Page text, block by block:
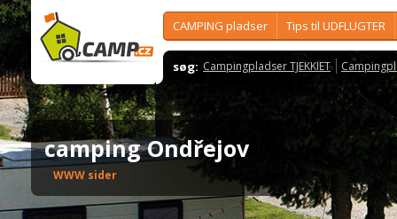
CAMPING pladser Tips til UDFLUGTER
søg: Campingpladser TJEKKIET
camping Ondřejov
WWW sider